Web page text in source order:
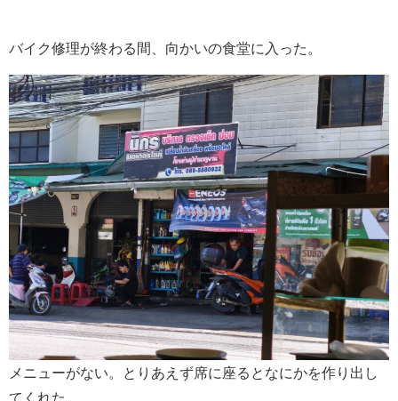
バイク修理が終わる間、向かいの食堂に入った。
メニューがない。とりあえず席に座るとなにかを作り出し
てくれた。